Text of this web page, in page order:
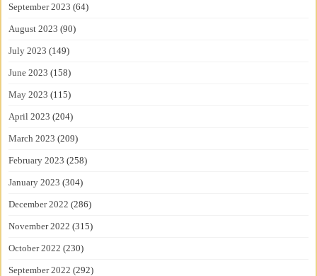
September 2023 (64)
August 2023 (90)
July 2023 (149)
June 2023 (158)
May 2023 (115)
April 2023 (204)
March 2023 (209)
February 2023 (258)
January 2023 (304)
December 2022 (286)
November 2022 (315)
October 2022 (230)
September 2022 (292)